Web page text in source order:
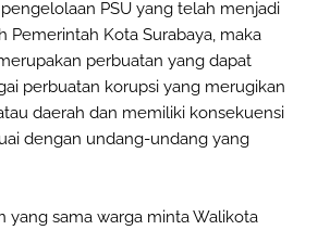
PSU yang telah menjadi
Pemerintah Kota Surabaya, maka
perbuatan yang dapat
perbuatan korupsi yang merugikan
daerah dan memiliki konsekuensi
dengan undang-undang yang
yang sama warga minta Walikota